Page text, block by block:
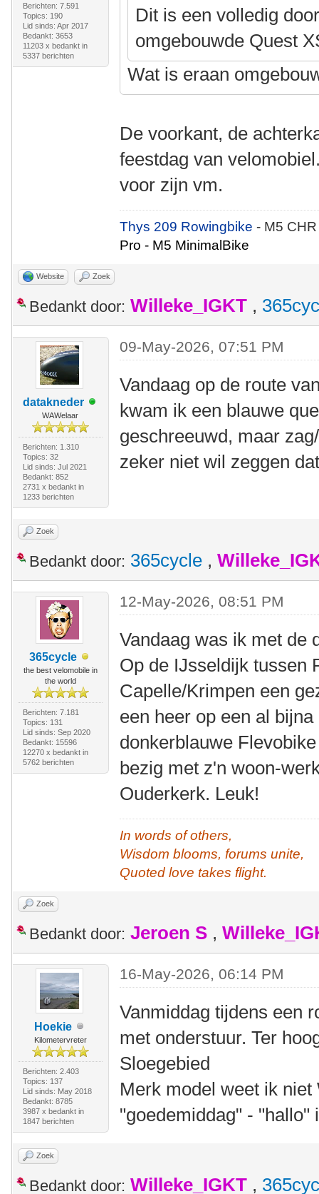
Berichten: 7.591
Topics: 190
Lid sinds: Apr 2017
Bedankt: 3653
11203 x bedankt in
5337 berichten
Dit is een volledig
omgebouwde Quest
Wat is eraan
De voorkant, de
feestdag van
voor zijn vm.
Thys 209 Rowingbike- M5
Pro - M5 MinimalBike
Website Zoek
Bedankt door: Willeke_IGKT ,
datakneder
WAWelaar
Berichten: 1.310
Topics: 32
Lid sinds: Jul 2021
Bedankt: 852
2731 x bedankt in
1233 berichten
09-May-2026, 07:51 PM
Vandaag op de route
kwam ik een blauwe
geschreeuwd, maar
zeker niet wil zeggen
Zoek
Bedankt door: 365cycle ,
365cycle
the best velomobile in
the world
Berichten: 7.181
Topics: 131
Lid sinds: Sep 2020
Bedankt: 15596
12270 x bedankt in
5762 berichten
12-May-2026, 08:51 PM
Vandaag was ik met de
Op de IJsseldijk tussen
Capelle/Krimpen een
een heer op een al
donkerblauwe
bezig met z'n woon-
Ouderkerk. Leuk!
In words of others,
Wisdom blooms, forums unite,
Quoted love takes flight.
Zoek
Bedankt door: Jeroen S ,
Hoekie
Kilometervreter
Berichten: 2.403
Topics: 137
Lid sinds: May 2018
Bedankt: 8785
3987 x bedankt in
1847 berichten
16-May-2026, 06:14 PM
Vanmiddag tijdens een
met onderstuur. Ter
Sloegebied
Merk model weet ik niet
"goedemiddag" - "hallo"
Zoek
Bedankt door: Willeke_IGKT ,